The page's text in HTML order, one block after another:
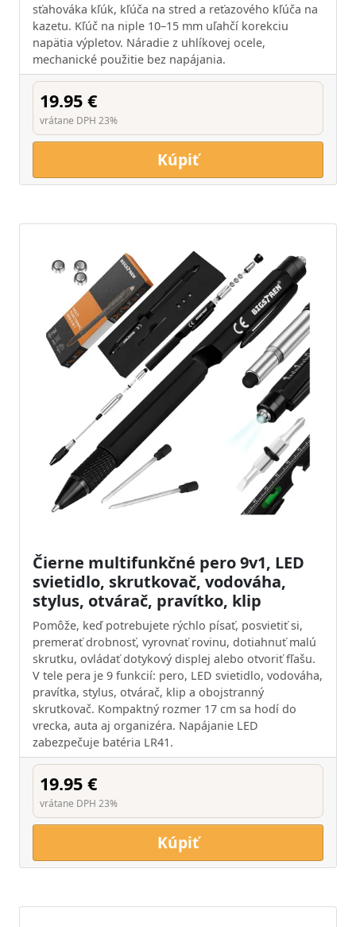
sťahováka kľúk, kľúča na stred a reťazového kľúča na
kazetu. Kľúč na niple 10–15 mm uľahčí korekciu
napätia výpletov. Náradie z uhlíkovej ocele,
mechanické použitie bez napájania.
19.95 €
vrátane DPH 23%
Kúpiť
Čierne multifunkčné pero 9v1, LED
svietidlo, skrutkovač, vodováha,
stylus, otvárač, pravítko, klip
Pomôže, keď potrebujete rýchlo písať, posvietiť si,
premerať drobnosť, vyrovnať rovinu, dotiahnuť malú
skrutku, ovládať dotykový displej alebo otvoriť fľašu.
V tele pera je 9 funkcií: pero, LED svietidlo, vodováha,
pravítka, stylus, otvárač, klip a obojstranný
skrutkovač. Kompaktný rozmer 17 cm sa hodí do
vrecka, auta aj organizéra. Napájanie LED
zabezpečuje batéria LR41.
19.95 €
vrátane DPH 23%
Kúpiť